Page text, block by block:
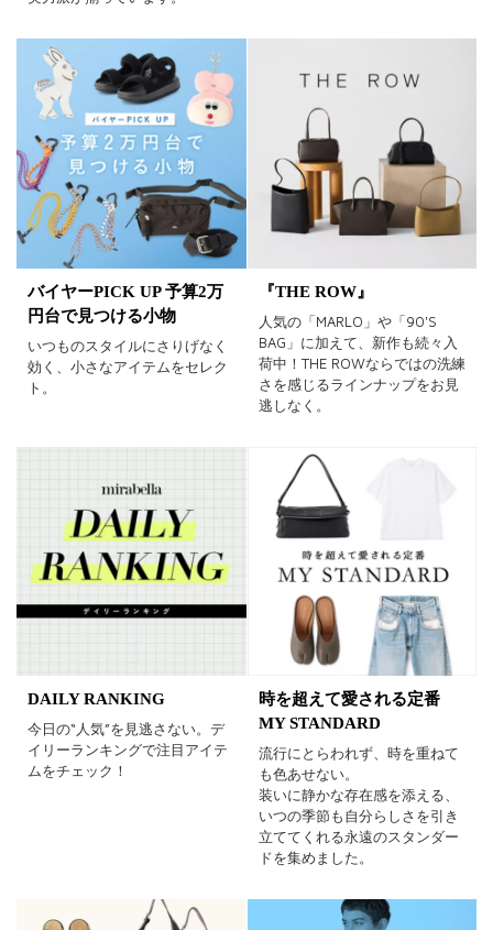
バイヤーPICK UP 予算2万
円台で見つける小物
いつものスタイルにさりげなく
効く、小さなアイテムをセレク
ト。
『THE ROW』
人気の「MARLO」や「90'S
BAG」に加えて、新作も続々入
荷中！THE ROWならではの洗練
さを感じるラインナップをお見
逃しなく。
DAILY RANKING
今日の“人気”を見逃さない。デ
イリーランキングで注目アイテ
ムをチェック！
時を超えて愛される定番
MY STANDARD
流行にとらわれず、時を重ねて
も色あせない。
装いに静かな存在感を添える、
いつの季節も自分らしさを引き
立ててくれる永遠のスタンダー
ドを集めました。